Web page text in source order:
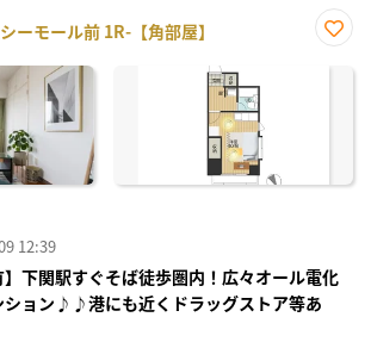
ーモール前 1R-【角部屋】
に入
12:39
】下関駅すぐそば徒歩圏内！広々オール電化
ション♪♪港にも近くドラッグストア等あ